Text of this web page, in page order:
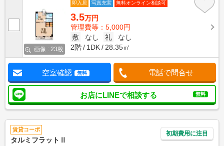
画像 : 23枚
即入居 写真充実 無料オンライン相談可
3.5万円
管理費等：5,000円
敷
なし 礼
なし
2階
1DK 28.35㎡
空室確認 無料 電話で問合せ
お店にLINEで相談する 無料
賃貸コーポ
タルミフラットⅡ
初期費用に注目